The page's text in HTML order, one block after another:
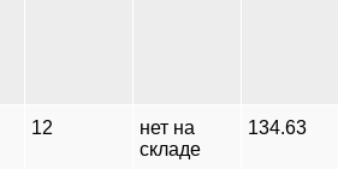
12
нет на
складе
134.63